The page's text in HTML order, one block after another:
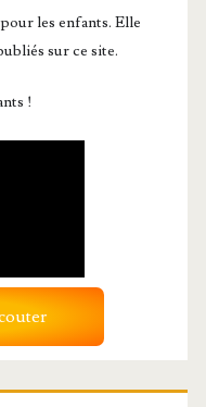
les enfants. Elle
sur ce site.
!